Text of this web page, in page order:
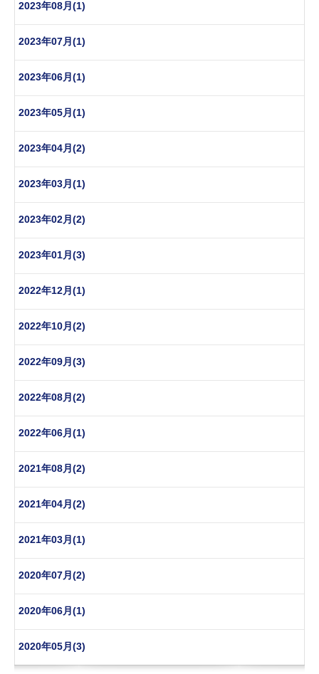
2023年08月(1)
2023年07月(1)
2023年06月(1)
2023年05月(1)
2023年04月(2)
2023年03月(1)
2023年02月(2)
2023年01月(3)
2022年12月(1)
2022年10月(2)
2022年09月(3)
2022年08月(2)
2022年06月(1)
2021年08月(2)
2021年04月(2)
2021年03月(1)
2020年07月(2)
2020年06月(1)
2020年05月(3)